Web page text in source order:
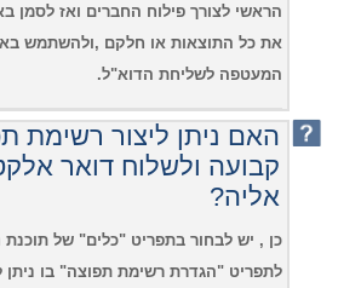
הראשי לצורך פילוח החברים ואז לסמן
את כל התוצאות או חלקם ,ולהשתמש
המעטפה לשליחת הדוא"ל.
האם ניתן ליצור רשימת
קבועה ולשלוח דואר
אליה?
כן , יש לבחור בתפריט "כלים" של
לתפריט "הגדרת רשימת תפוצה" בו ניתן